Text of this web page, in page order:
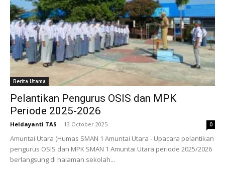
Berita Utama
Pelantikan Pengurus OSIS dan MPK
Periode 2025-2026
Heldayanti TAS - 13 October 2025 0
Amuntai Utara (Humas SMAN 1 Amuntai Utara - Upacara pelantikan
pengurus OSIS dan MPK SMAN 1 Amuntai Utara periode 2025/2026
berlangsung di halaman sekolah...